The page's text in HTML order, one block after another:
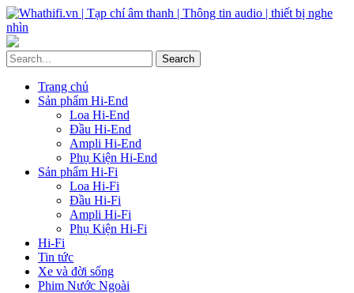
Trang chủ
Sản phẩm Hi-End
Loa Hi-End
Đầu Hi-End
Ampli Hi-End
Phụ Kiện Hi-End
Sản phẩm Hi-Fi
Loa Hi-Fi
Đầu Hi-Fi
Ampli Hi-Fi
Phụ Kiện Hi-Fi
Hi-Fi
Tin tức
Xe và đời sống
Phim Nước Ngoài